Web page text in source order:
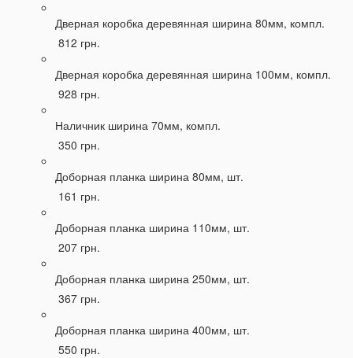
Дверная коробка деревянная ширина 80мм, компл.
812 грн.
Дверная коробка деревянная ширина 100мм, компл.
928 грн.
Наличник ширина 70мм, компл.
350 грн.
Доборная планка ширина 80мм, шт.
161 грн.
Доборная планка ширина 110мм, шт.
207 грн.
Доборная планка ширина 250мм, шт.
367 грн.
Доборная планка ширина 400мм, шт.
550 грн.